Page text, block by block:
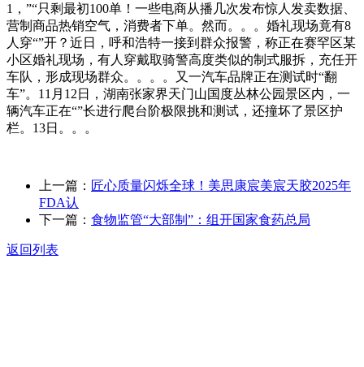
1，”“只剩最初100单！一些电商从播几次发布惊人发卖数据、
营制商品热销空气，消费者下单。然而。。。婚礼现场竟有8
人穿“”开？近日，呼和浩特一接到群众报警，称正在赛罕区某
小区婚礼现场，有人穿戴取骑警高度类似的制式服拆，充任开
车队，形成现场群众。。。。又一汽车品牌正在测试时“翻
车”。11月12日，湖南张家界天门山国度丛林公园景区内，一
辆汽车正在“”长进行爬台阶极限挑和测试，还撞坏了景区护
栏。13日。。。
上一篇： 匠心质量闪烁全球！美思康宸美宸天胶2025年
FDA认
下一篇： 食物监管“大部制”：组开国家食药总局
返回列表